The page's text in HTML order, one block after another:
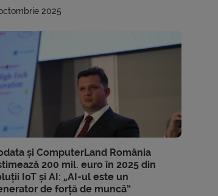
2025
și ComputerLand România
200 mil. euro în 2025 din
IoT și AI: „AI-ul este un
de forță de muncă”